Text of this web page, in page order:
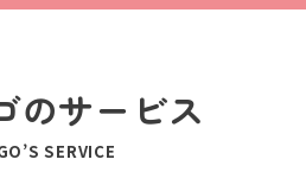
のサービス
SERVICE